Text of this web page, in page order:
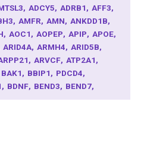
ADCY5 ADRB1 AFF3
AMFR AMN ANKDD1B
AOC1 AOPEP APIP APOE
ARID4A ARMH4 ARID5B
ARVCF ATP2A1
BAK1 BBIP1 PDCD4
BDNF BEND3 BEND7
BRD3OS BTRC